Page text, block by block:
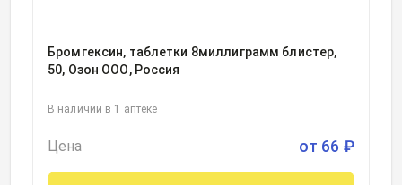
Бромгексин, таблетки 8миллиграмм блистер,
50, Озон ООО, Россия
В наличии в 1 аптеке
Цена от 66 ₽